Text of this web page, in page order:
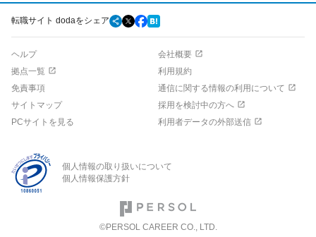
転職サイト dodaをシェア
ヘルプ
会社概要
拠点一覧
利用規約
免責事項
通信に関する情報の利用について
サイトマップ
採用を検討中の方へ
PCサイトを見る
利用者データの外部送信
個人情報の取り扱いについて
個人情報保護方針
©PERSOL CAREER CO., LTD.